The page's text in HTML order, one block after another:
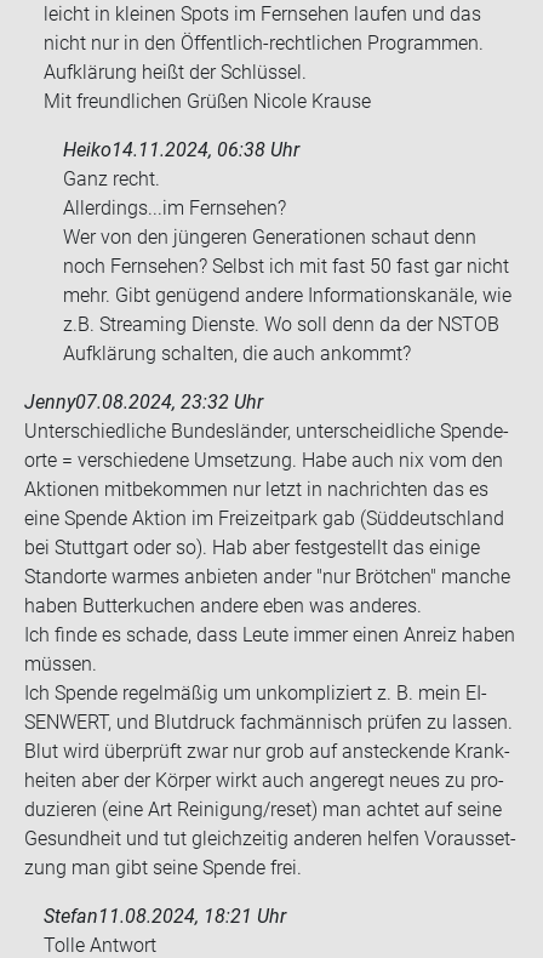
leicht in klei­nen Spots im Fern­se­hen lau­fen und das
nicht nur in den Öffentlich-​rechtlichen Pro­gram­men.
Auf­klä­rung heißt der Schlüs­sel.
Mit freund­li­chen Grü­ßen Ni­co­le Krau­se
Heiko14.11.2024, 06:38 Uhr
Ganz recht.
Al­ler­dings...im Fern­se­hen?
Wer von den jün­ge­ren Ge­nera­tio­nen schaut denn
noch Fern­se­hen? Selbst ich mit fast 50 fast gar nicht
mehr. Gibt ge­nü­gend an­de­re In­for­ma­ti­ons­ka­nä­le, wie
z.B. Strea­ming Diens­te. Wo soll denn da der NSTOB
Auf­klä­rung schal­ten, die auch an­kommt?
Jenny07.08.2024, 23:32 Uhr
Un­ter­schied­li­che Bun­des­län­der, un­ter­scheid­li­che Spen­de­
or­te = ver­schie­de­ne Um­set­zung. Habe auch nix vom den
Ak­tio­nen mit­be­kom­men nur letzt in nach­rich­ten das es
eine Spen­de Ak­ti­on im Frei­zeit­park gab (Süd­deutsch­land
bei Stutt­gart oder so). Hab aber fest­ge­stellt das ei­ni­ge
Stand­or­te war­mes an­bie­ten ander "nur Bröt­chen" man­che
haben But­ter­ku­chen an­de­re eben was an­de­res.
Ich finde es scha­de, dass Leute immer einen An­reiz haben
müs­sen.
Ich Spen­de re­gel­mä­ßig um un­kom­pli­ziert z. B. mein EI­
SEN­WERT, und Blut­druck fach­män­nisch prü­fen zu las­sen.
Blut wird über­prüft zwar nur grob auf an­ste­cken­de Krank­
hei­ten aber der Kör­per wirkt auch an­ge­regt neues zu pro­
du­zie­ren (eine Art Rei­ni­gung/reset) man ach­tet auf seine
Ge­sund­heit und tut gleich­zei­tig an­de­ren hel­fen Vor­aus­set­
zung man gibt seine Spen­de frei.
Stefan11.08.2024, 18:21 Uhr
Tolle Ant­wort